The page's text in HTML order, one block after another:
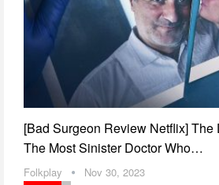
[Bad Surgeon Review Netflix] The
The Most Sinister Doctor Who…
Folkplay Nov 30, 2023